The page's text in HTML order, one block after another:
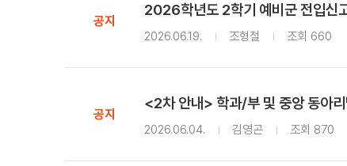
공지
2026학년도 2학기 예비군 전입신
2026.06.19. 조형철 조회 660
공지
<2차 안내> 학과/부 및 중앙 동아
2026.06.04. 김영곤 조회 870